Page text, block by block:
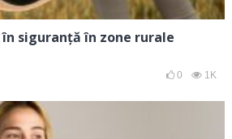
siguranță în zone rurale
0 1K